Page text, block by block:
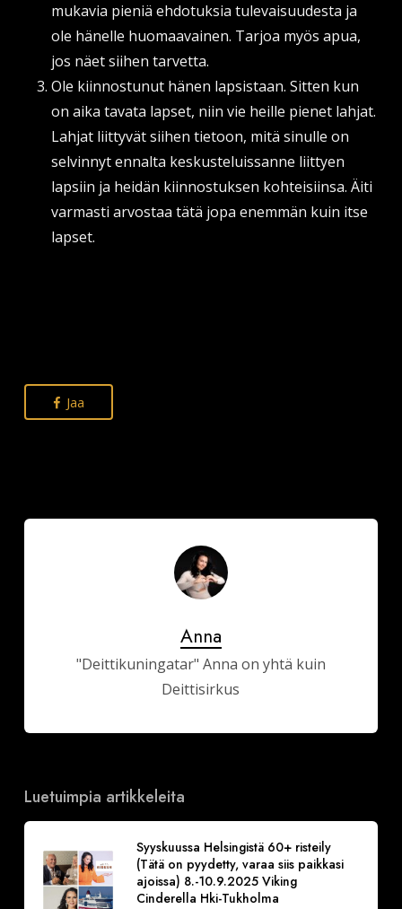
mukavia pieniä ehdotuksia tulevaisuudesta ja
ole hänelle huomaavainen. Tarjoa myös apua,
jos näet siihen tarvetta.
Ole kiinnostunut hänen lapsistaan. Sitten kun
on aika tavata lapset, niin vie heille pienet lahjat.
Lahjat liittyvät siihen tietoon, mitä sinulle on
selvinnyt ennalta keskusteluissanne liittyen
lapsiin ja heidän kiinnostuksen kohteisiinsa. Äiti
varmasti arvostaa tätä jopa enemmän kuin itse
lapset.
Jaa
Anna
"Deittikuningatar" Anna on yhtä kuin
Deittisirkus
Luetuimpia artikkeleita
Syyskuussa Helsingistä 60+ risteily
(Tätä on pyydetty, varaa siis paikkasi
ajoissa) 8.-10.9.2025 Viking
Cinderella Hki-Tukholma